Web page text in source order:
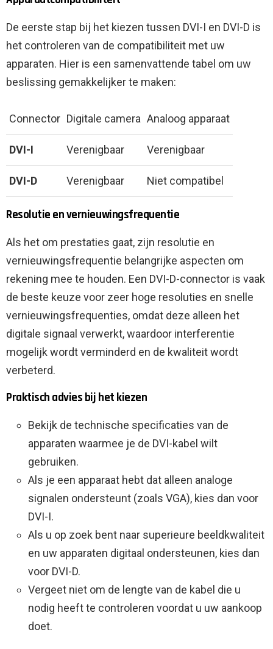
De eerste stap bij het kiezen tussen DVI-I en DVI-D is
het controleren van de compatibiliteit met uw
apparaten. Hier is een samenvattende tabel om uw
beslissing gemakkelijker te maken:
Connector Digitale camera Analoog apparaat
DVI-I Verenigbaar Verenigbaar
DVI-D Verenigbaar Niet compatibel
Resolutie en vernieuwingsfrequentie
Als het om prestaties gaat, zijn resolutie en
vernieuwingsfrequentie belangrijke aspecten om
rekening mee te houden. Een DVI-D-connector is vaak
de beste keuze voor zeer hoge resoluties en snelle
vernieuwingsfrequenties, omdat deze alleen het
digitale signaal verwerkt, waardoor interferentie
mogelijk wordt verminderd en de kwaliteit wordt
verbeterd.
Praktisch advies bij het kiezen
Bekijk de technische specificaties van de
apparaten waarmee je de DVI-kabel wilt
gebruiken.
Als je een apparaat hebt dat alleen analoge
signalen ondersteunt (zoals VGA), kies dan voor
DVI-I.
Als u op zoek bent naar superieure beeldkwaliteit
en uw apparaten digitaal ondersteunen, kies dan
voor DVI-D.
Vergeet niet om de lengte van de kabel die u
nodig heeft te controleren voordat u uw aankoop
doet.